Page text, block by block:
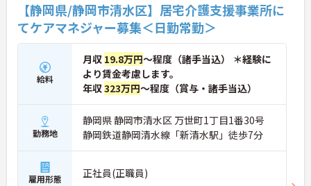
【静岡県/静岡市清水区】居宅介護支援事業所に
てケアマネジャー募集＜日勤常勤＞
給料
月収 19.8万円～程度（諸手当込） ＊経験に
より賃金考慮します。
年収323万円～程度（賞与・諸手当込）
勤務地
静岡県 静岡市清水区 万世町1丁目1番30号
静岡鉄道静岡清水線「新清水駅」徒歩7分
雇用形態 正社員(正職員)